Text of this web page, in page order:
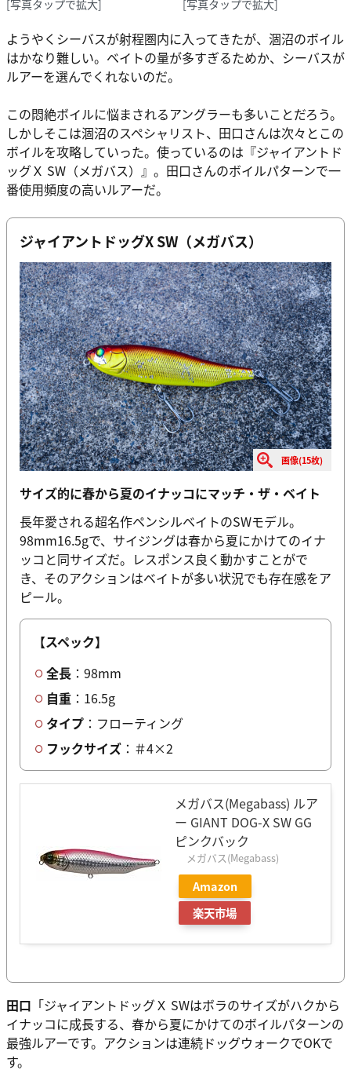
[写真タップで拡大] [写真タップで拡大]
ようやくシーバスが射程圏内に入ってきたが、涸沼のボイル
はかなり難しい。ベイトの量が多すぎるためか、シーバスが
ルアーを選んでくれないのだ。
この悶絶ボイルに悩まされるアングラーも多いことだろう。
しかしそこは涸沼のスペシャリスト、田口さんは次々とこの
ボイルを攻略していった。使っているのは『ジャイアントド
ッグＸ SW（メガバス）』。田口さんのボイルパターンで一
番使用頻度の高いルアーだ。
ジャイアントドッグX SW（メガバス）
画像(15枚)
サイズ的に春から夏のイナッコにマッチ・ザ・ベイト
長年愛される超名作ペンシルベイトのSWモデル。
98mm16.5gで、サイジングは春から夏にかけてのイナ
ッコと同サイズだ。レスポンス良く動かすことがで
き、そのアクションはベイトが多い状況でも存在感をア
ピール。
【スペック】
全長 ：98mm
自重 ：16.5g
タイプ ：フローティング
フックサイズ ：＃4×2
メガバス(Megabass) ルア
ー GIANT DOG-X SW GG
ピンクバック
メガバス(Megabass)
Amazon
楽天市場
田口 「ジャイアントドッグＸ SWはボラのサイズがハクから
イナッコに成長する、春から夏にかけてのボイルパターンの
最強ルアーです。アクションは連続ドッグウォークでOKで
す。